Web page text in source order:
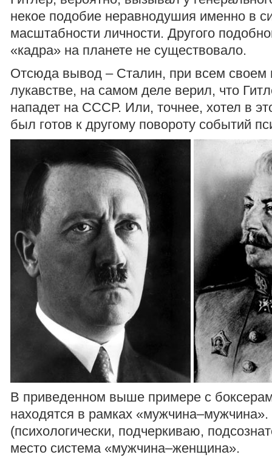
некое подобие неравнодушия именно в
масштабности личности. Другого
«кадра» на планете не существовало.
Отсюда вывод – Сталин, при всем своем
лукавстве, на самом деле верил, что
нападет на СССР. Или, точнее, хотел в
был готов к другому повороту событий
В приведенном выше примере с
находятся в рамках
(психологически, подчеркиваю,
место система «мужчина–женщина».